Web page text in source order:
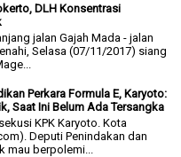
DLH Konsentrasi
jalan Gajah Mada - jalan
Selasa (07/11/2017) siang
Perkara Formula E, Karyoto:
Saat Ini Belum Ada Tersangka
KPK Karyoto. Kota
Deputi Penindakan dan
mau berpolemi...